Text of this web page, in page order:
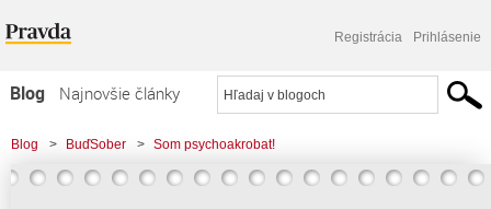
Registrácia Prihlásenie
Blog
Najnovšie články
Najčítanejšie články
Najkomentovanejšie články
Blog > BuďSober > Som psychoakrobat!